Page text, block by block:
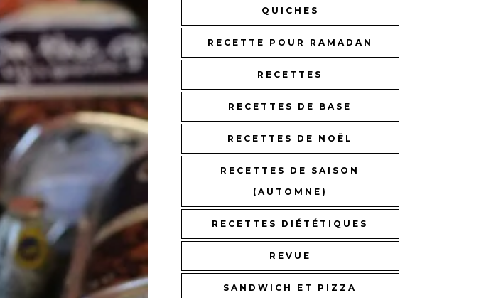
QUICHES
RECETTE POUR RAMADAN
RECETTES
RECETTES DE BASE
RECETTES DE NOËL
RECETTES DE SAISON
(AUTOMNE)
RECETTES DIÉTÉTIQUES
REVUE
SANDWICH ET PIZZA